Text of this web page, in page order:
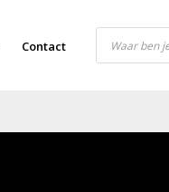
Contact
Producten
zoeken